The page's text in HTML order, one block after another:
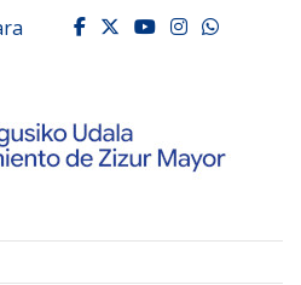
de
facebook
twitter
youtube